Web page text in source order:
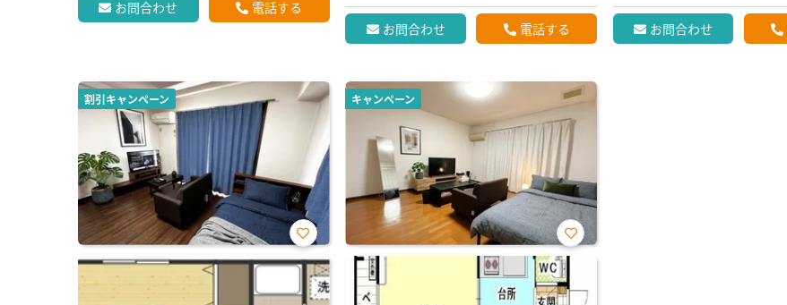
お問合わせ 電話する
お問合わせ 電話する お問合わせ
割引キャンペーン
お気
に入
り登
録
キャンペーン
お気
に入
り登
録